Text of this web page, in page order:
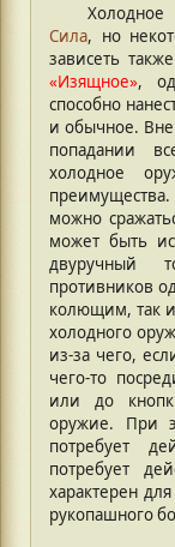
Холодное
Сила, но
зависеть
«Изящное»,
способно
и обычное. Вне
попадании
холодное
можно
может быть
двуручный
противников
колющим, так
холодного
из-за чего,
чего-то
или до
оружие. При
потребует
потребует
характерен
рукопашного